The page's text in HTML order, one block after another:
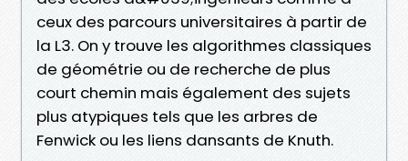
ceux des parcours universitaires à partir de
la L3. On y trouve les algorithmes classiques
de géométrie ou de recherche de plus
court chemin mais également des sujets
plus atypiques tels que les arbres de
Fenwick ou les liens dansants de Knuth.